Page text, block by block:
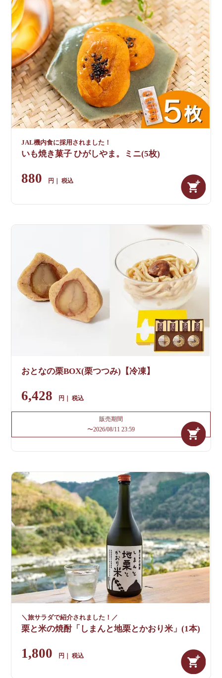
JAL機内食に採用されました！
いも焼き菓子 ひがしやま。ミニ(5枚)
880 税込
おとなの栗BOX(栗つつみ)【冷凍】
6,428 税込
販売期間
〜2026/08/11 23:59
＼旅サラダで紹介されました！／
栗と米の焼酎「しまんと地栗とかおり米」(1本)
1,800 税込